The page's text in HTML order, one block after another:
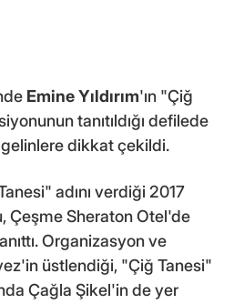
Emine Yıldırım'ın "Çiğ
tanıtıldığı defilede
dikkat çekildi.
adını verdiği 2017
Çeşme Sheraton Otel'de
Organizasyon ve
üstlendiği, "Çiğ Tanesi"
Çağla Şikel'in de yer